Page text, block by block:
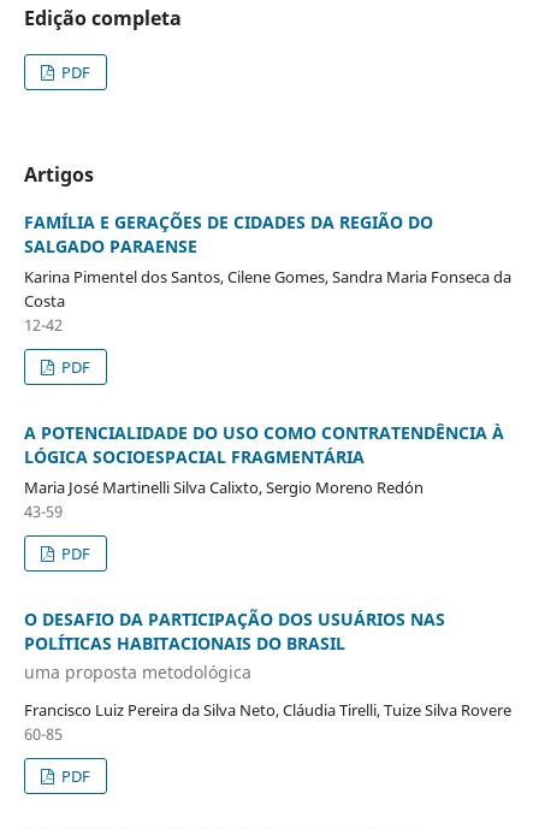
Edição completa
PDF
Artigos
FAMÍLIA E GERAÇÕES DE CIDADES DA REGIÃO DO
SALGADO PARAENSE
Karina Pimentel dos Santos, Cilene Gomes, Sandra Maria Fonseca da
Costa
12-42
PDF
A POTENCIALIDADE DO USO COMO CONTRATENDÊNCIA À
LÓGICA SOCIOESPACIAL FRAGMENTÁRIA
Maria José Martinelli Silva Calixto, Sergio Moreno Redón
43-59
PDF
O DESAFIO DA PARTICIPAÇÃO DOS USUÁRIOS NAS
POLÍTICAS HABITACIONAIS DO BRASIL
uma proposta metodológica
Francisco Luiz Pereira da Silva Neto, Cláudia Tirelli, Tuize Silva Rovere
60-85
PDF